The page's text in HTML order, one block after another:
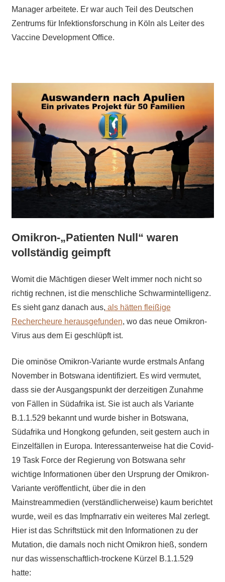
Manager arbeitete. Er war auch Teil des Deutschen
Zentrums für Infektionsforschung in Köln als Leiter des
Vaccine Development Office.
Omikron-„Patienten Null“ waren
vollständig geimpft
Womit die Mächtigen dieser Welt immer noch nicht so
richtig rechnen, ist die menschliche Schwarmintelligenz.
Es sieht ganz danach aus, als hätten fleißige
Rechercheure herausgefunden, wo das neue Omikron-
Virus aus dem Ei geschlüpft ist.
Die ominöse Omikron-Variante wurde erstmals Anfang
November in Botswana identifiziert. Es wird vermutet,
dass sie der Ausgangspunkt der derzeitigen Zunahme
von Fällen in Südafrika ist. Sie ist auch als Variante
B.1.1.529 bekannt und wurde bisher in Botswana,
Südafrika und Hongkong gefunden, seit gestern auch in
Einzelfällen in Europa. Interessanterweise hat die Covid-
19 Task Force der Regierung von Botswana sehr
wichtige Informationen über den Ursprung der Omikron-
Variante veröffentlicht, über die in den
Mainstreammedien (verständlicherweise) kaum berichtet
wurde, weil es das Impfnarrativ ein weiteres Mal zerlegt.
Hier ist das Schriftstück mit den Informationen zu der
Mutation, die damals noch nicht Omikron hieß, sondern
nur das wissenschaftlich-trockene Kürzel B.1.1.529
hatte: